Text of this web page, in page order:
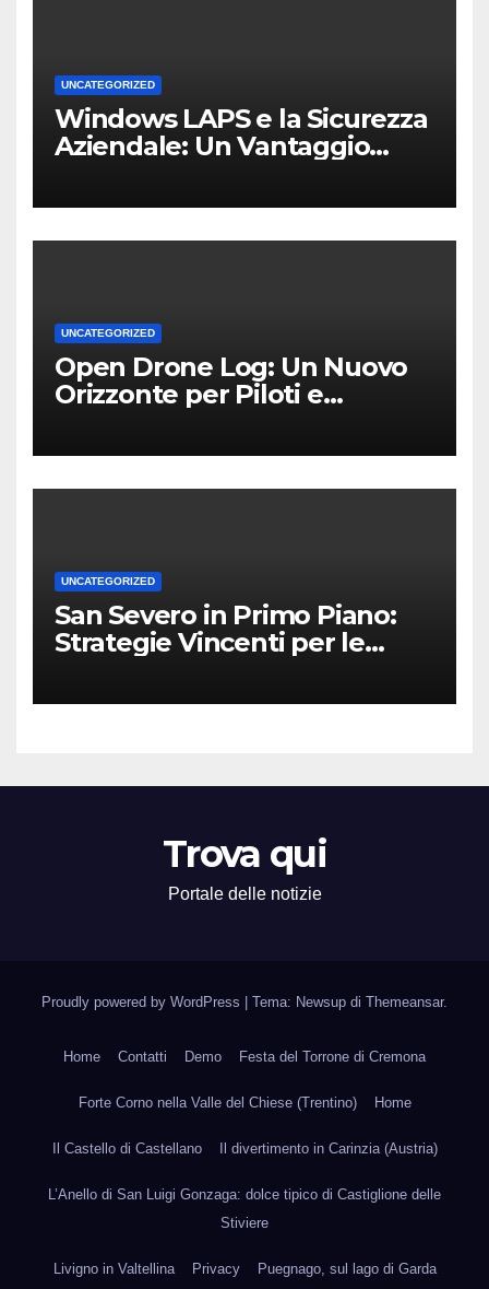
UNCATEGORIZED
Windows LAPS e la Sicurezza
Aziendale: Un Vantaggio
UNCATEGORIZED
Open Drone Log: Un Nuovo
Orizzonte per Piloti e
UNCATEGORIZED
San Severo in Primo Piano:
Strategie Vincenti per le
Territorio
Trova qui
Portale delle notizie
Proudly powered by WordPress Tema: Newsup di Themeansar.
Home Contatti Demo Festa del Torrone di Cremona
Forte Corno nella Valle del Chiese (Trentino) Home
Il Castello di Castellano Il divertimento in Carinzia (Austria)
L’Anello di San Luigi Gonzaga: dolce tipico di Castiglione delle
Stiviere
Livigno in Valtellina Privacy Puegnago, sul lago di Garda